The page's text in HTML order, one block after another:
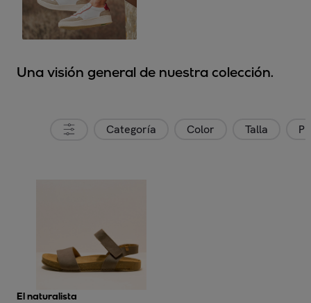
Una visión general de nuestra colección.
Categoría Color Talla
El naturalista